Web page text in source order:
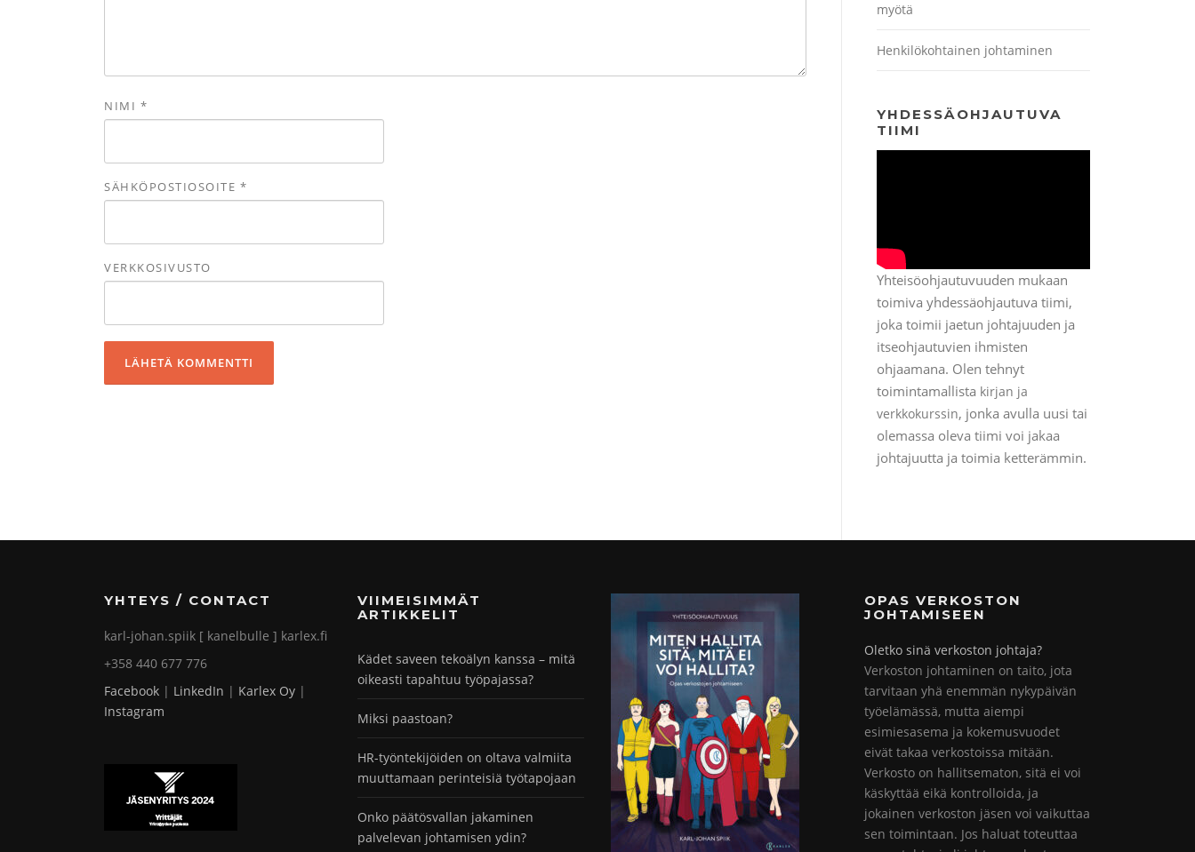
NIMI *
SÄHKÖPOSTIOSOITE *
VERKKOSIVUSTO
myötä
Henkilökohtainen johtaminen
YHDESSÄOHJAUTUVA
TIIMI
Yhteisöohjautuvuuden mukaan
toimiva yhdessäohjautuva tiimi,
joka toimii jaetun johtajuuden ja
itseohjautuvien ihmisten
ohjaamana. Olen tehnyt
toimintamallista kirjan ja
verkkokurssin, jonka avulla uusi tai
olemassa oleva tiimi voi jakaa
johtajuutta ja toimia ketterämmin.
YHTEYS / CONTACT
karl-johan.spiik [ kanelbulle ] karlex.fi
+358 440 677 776
Facebook | LinkedIn | Karlex Oy |
Instagram
VIIMEISIMMÄT
ARTIKKELIT
Kädet saveen tekoälyn kanssa – mitä
oikeasti tapahtuu työpajassa?
Miksi paastoan?
HR-työntekijöiden on oltava valmiita
muuttamaan perinteisiä työtapojaan
Onko päätösvallan jakaminen
palvelevan johtamisen ydin?
OPAS VERKOSTON
JOHTAMISEEN
Oletko sinä verkoston johtaja?
Verkoston johtaminen on taito, jota
tarvitaan yhä enemmän nykypäivän
työelämässä, mutta aiempi
esimiesasema ja kokemusvuodet
eivät takaa verkostoissa mitään.
Verkosto on hallitsematon, sitä ei voi
käskyttää eikä kontrolloida, ja
jokainen verkoston jäsen voi vaikuttaa
sen toimintaan. Jos haluat toteuttaa